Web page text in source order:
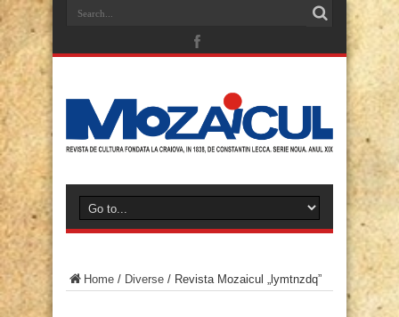
Home / Diverse / Revista Mozaicul „lymtnzdq”